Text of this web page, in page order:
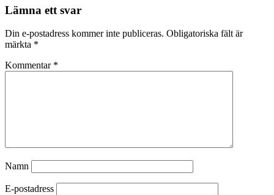
Lämna ett svar
Din e-postadress kommer inte publiceras. Obligatoriska fält är
märkta *
Kommentar *
Namn
E-postadress